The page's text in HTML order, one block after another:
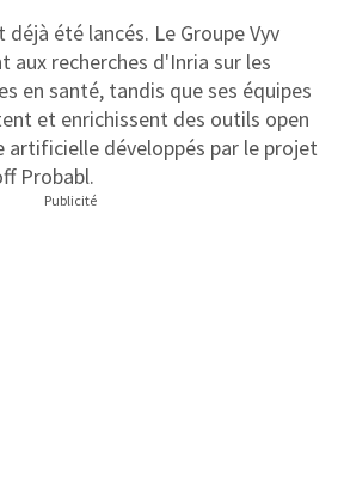
été lancés. Le Groupe Vyv
aux recherches d'Inria sur les
en santé, tandis que ses équipes
et enrichissent des outils open
artificielle développés par le projet
Probabl.